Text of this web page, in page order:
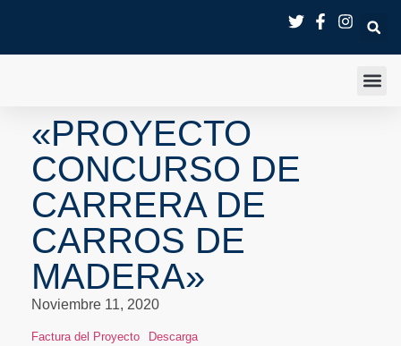
«PROYECTO
CONCURSO DE
CARRERA DE
CARROS DE
MADERA»
Noviembre 11, 2020
Factura del Proyecto Descarga